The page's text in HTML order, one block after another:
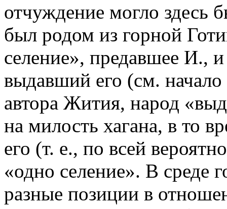
отчуждение могло здесь
был родом из горной
селение», предавшее И.,
выдавший его (см.
автора Жития, народ
на милость хагана, в то
его (т. е., по всей
«одно селение». В среде
разные позиции в